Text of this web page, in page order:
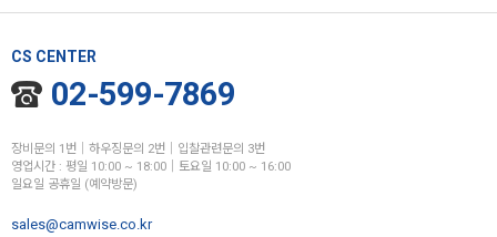
CS CENTER
02-599-7869
장비문의 1번│하우징문의 2번│입찰관련문의 3번
영업시간 : 평일 10:00 ~ 18:00│토요일 10:00 ~ 16:00
일요일 공휴일 (예약방문)
sales@camwise.co.kr